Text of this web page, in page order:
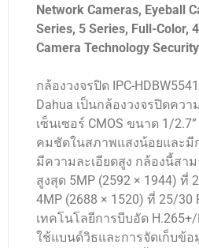
Network Cameras, Eyeball
Series, 5 Series, Full-Color,
Camera Technology Security
กล้องวงจรปิด IPC-
Dahua เป็นกล้องวงจรปิดคว
เซ็นเซอร์ CMOS ขนาด 1/
คมชัดในสภาพแสงน้อยและมี
มีความละเอียดสูง กล้องนี้สา
สูงสุด 5MP (2592 × 1944) ที่
4MP (2688 × 1520) ที่ 25/
เทคโนโลยีการบีบอัด
ใช้แบนด์วิธและการจัดเก็บข้อ